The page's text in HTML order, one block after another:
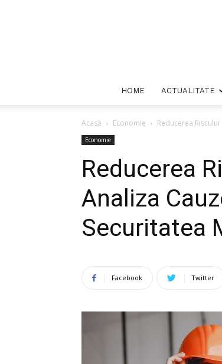
HOME ACTUALITATE
Acasă Economie Reducerea
Economie
Reducerea
Analiza
Securitatea
Facebook Twitter